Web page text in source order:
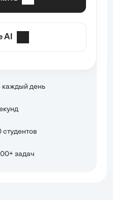
AI
каждый день
задач